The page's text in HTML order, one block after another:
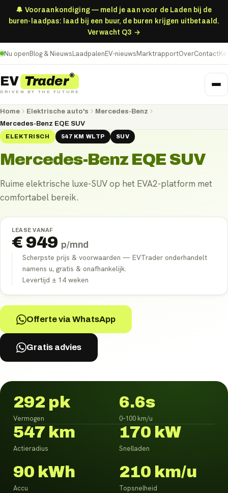
🔔 Vooraankondiging — meld je aan voor de Laden bij de
buren-laadpas: laad bij een buur, de buren krijgen uitbetaald.
Verwacht Q3 →
Nu openBlog & NieuwsLaadpalenEV-nieuwsMarktrapportOverContact
EV Trader®
DRIVEN BY THE FUTURE
Home Elektrische auto's
Mercedes-Benz
Mercedes-Benz EQE SUV
ELEKTRISCH 547 KM WLTP SUV
Mercedes-Benz EQE SUV
Ruime elektrische luxe-SUV op het EVA2-platform met
comfortabel bereik.
LEASE VANAF
€ 949 p/mnd
Scherpste prijs & voorwaarden — EVTrader onderhandelt
namens u, gratis & onafhankelijk.
Levertijd ± 14 weken
Offerte via WhatsApp
Gratis advies
292 pk
Vermogen
6.6s
0–100 km/u
547 km
Actieradius
170 kW
Snelladen
90 kWh
Accu
210 km/u
Topsnelheid